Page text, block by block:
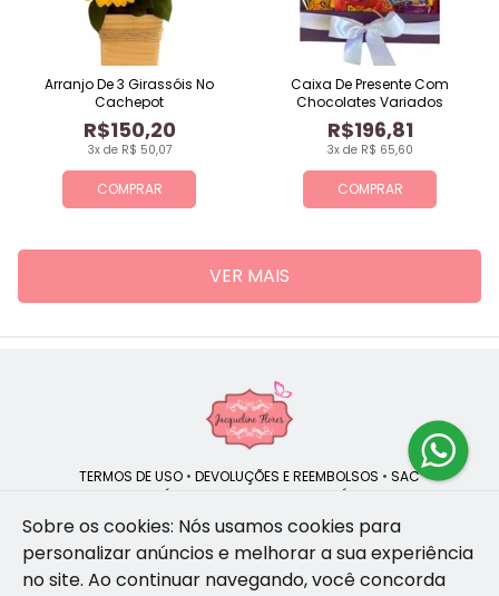
COMPRAR
3x de R$ 50,07
R$150,20
Arranjo De 3 Girassóis No
Cachepot
COMPRAR
3x de R$ 65,60
R$196,81
Caixa De Presente Com
Chocolates Variados
VER MAIS
TERMOS DE USO • DEVOLUÇÕES E REEMBOLSOS • SAC
POLÍTICA DE PRIVACIDADE POLÍTICA DE COOKIES
Jacqueline Flores | CNPJ: 47.335.418/0001-13
Sobre os cookies: Nós usamos cookies para
personalizar anúncios e melhorar a sua experiência
no site. Ao continuar navegando, você concorda